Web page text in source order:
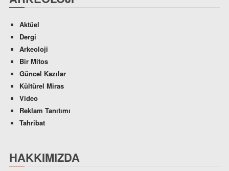
Aktüel
Dergi
Arkeoloji
Bir Mitos
Güncel Kazılar
Kültürel Miras
Video
Reklam Tanıtımı
Tahribat
HAKKIMIZDA